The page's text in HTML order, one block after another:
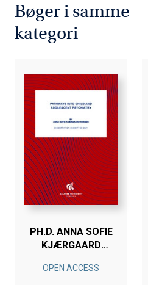
Bøger i samme
kategori
PH.D. ANNA SOFIE
KJÆRGAARD
OPEN ACCESS